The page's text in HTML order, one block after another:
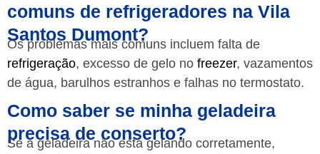
comuns de refrigeradores na Vila
Santos Dumont?
Os problemas mais comuns incluem falta de
refrigeração, excesso de gelo no freezer, vazamentos
de água, barulhos estranhos e falhas no termostato.
Como saber se minha geladeira
precisa de conserto?
Se a geladeira não está gelando corretamente,